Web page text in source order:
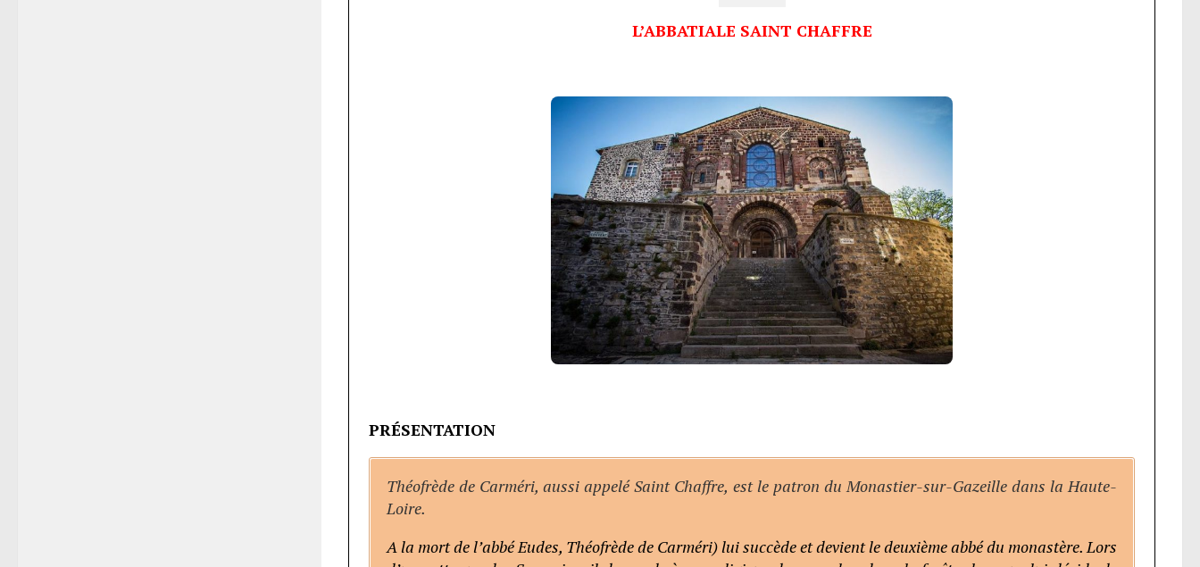
L’ABBATIALE SAINT CHAFFRE
PRÉSENTATION
Théofrède de Carméri, aussi appelé Saint Chaffre, est le patron du Monastier-sur-Gazeille dans la Haute-
Loire.
A la mort de l’abbé Eudes, Théofrède de Carméri) lui succède et devient le deuxième abbé du monastère. Lors